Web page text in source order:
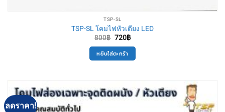
TSP-SL
TSP-SL โคมไฟหัวเตียง LED
800฿ Original
was:
800฿.
720฿Current
is:
หยิบใส่ตะกร้า
ลดราคา!